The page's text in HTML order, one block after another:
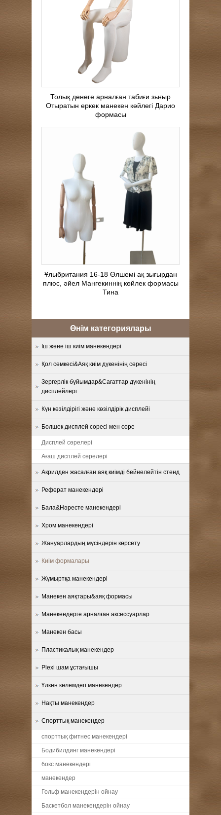
Толық денеге арналған табиғи зығыр
Отыратын еркек манекен көйлегі Дарио
формасы
Ұлыбритания 16-18 Өлшемі ақ зығырдан
плюс, әйел Мангекиннің көйлек формасы
Тина
Өнім категориялары
Іш және іш киім манекендері
Қол сөмкесі&Аяқ киім дүкенінің сөресі
Зергерлік бұйымдар&Сағаттар дүкенінің
дисплейлері
Күн көзілдірігі және көзілдірік дисплейі
Бөлшек дисплей сөресі мен сөре
Дисплей сөрелері
Ағаш дисплей сөрелері
Акрилден жасалған аяқ киімді бейнелейтін стенд
Реферат манекендері
Бала&Нәресте манекендері
Хром манекендері
Жануарлардың мүсіндерін көрсету
Киім формалары
Жұмыртқа манекендері
Манекен аяқтары&аяқ формасы
Манекендерге арналған аксессуарлар
Манекен басы
Пластикалық манекендер
Plexi шам ұстағышы
Үлкен көлемдегі манекендер
Нақты манекендер
Спорттық манекендер
спорттық фитнес манекендері
Бодибилдинг манекендері
бокс манекендері
манекендер
Гольф манекендерін ойнау
Баскетбол манекендерін ойнау